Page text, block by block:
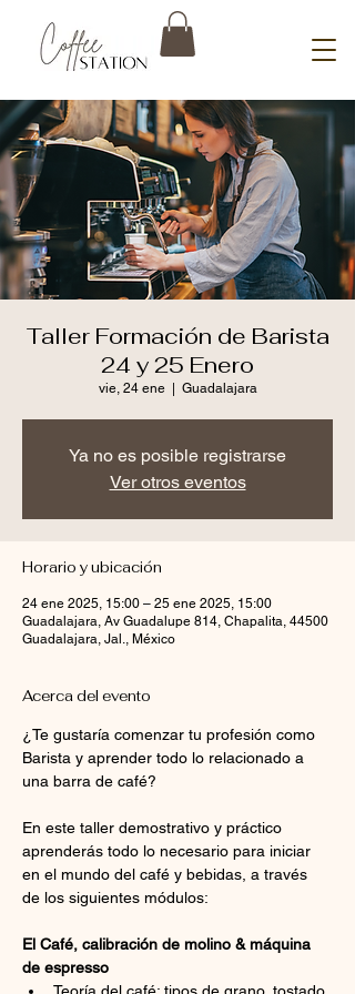
Taller Formación de Barista
24 y 25 Enero
vie, 24 ene
  |
Guadalajara
Ya no es posible registrarse
Ver otros eventos
Horario y ubicación
24 ene 2025, 15:00 – 25 ene 2025, 15:00
Guadalajara, Av Guadalupe 814, Chapalita, 44500
Guadalajara, Jal., México
Acerca del evento
¿Te gustaría comenzar tu profesión como
Barista y aprender todo lo relacionado a
una barra de café?
En este taller demostrativo y práctico
aprenderás todo lo necesario para iniciar
en el mundo del café y bebidas, a través
de los siguientes módulos:
El Café, calibración de molino & máquina
de espresso